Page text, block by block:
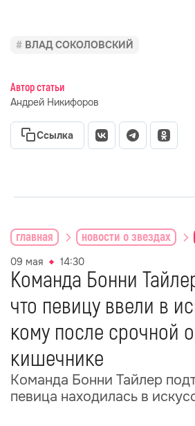
ВЛАД СОКОЛОВСКИЙ
Автор статьи
Андрей Никифоров
Ссылка
главная новости о звездах
09 мая 14:30
Команда Бонни
что певицу ввели в
кому после срочной
кишечнике
Команда Бонни Тайлер
певица находилась в